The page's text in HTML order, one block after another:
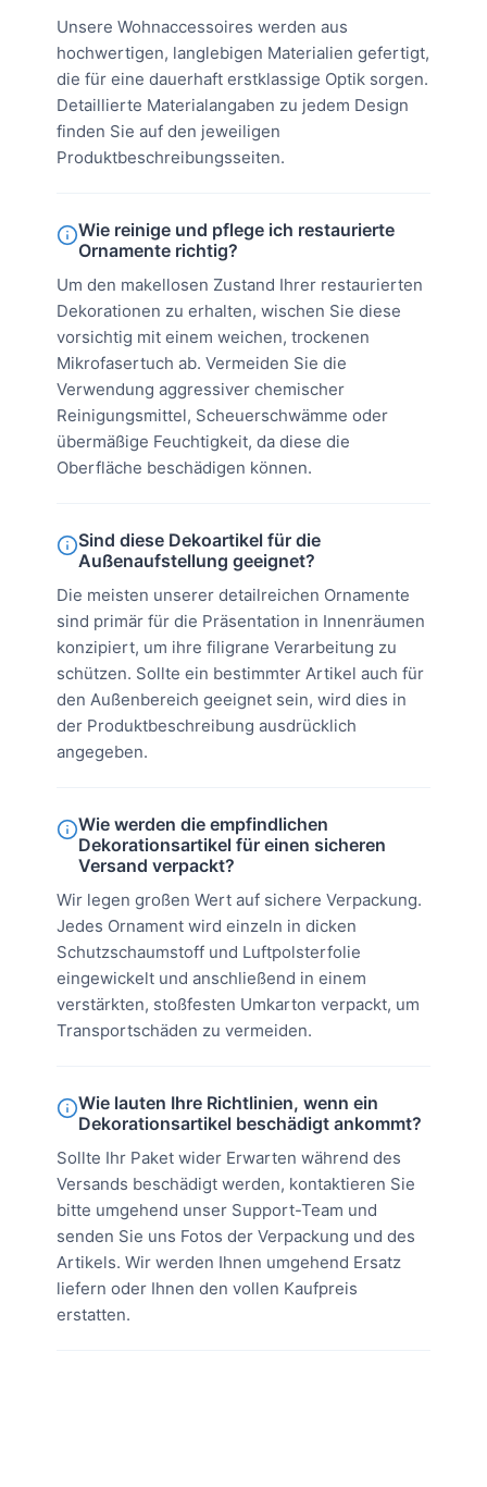
Unsere Wohnaccessoires werden aus
hochwertigen, langlebigen Materialien gefertigt,
die für eine dauerhaft erstklassige Optik sorgen.
Detaillierte Materialangaben zu jedem Design
finden Sie auf den jeweiligen
Produktbeschreibungsseiten.
Wie reinige und pflege ich restaurierte
Ornamente richtig?
Um den makellosen Zustand Ihrer restaurierten
Dekorationen zu erhalten, wischen Sie diese
vorsichtig mit einem weichen, trockenen
Mikrofasertuch ab. Vermeiden Sie die
Verwendung aggressiver chemischer
Reinigungsmittel, Scheuerschwämme oder
übermäßige Feuchtigkeit, da diese die
Oberfläche beschädigen können.
Sind diese Dekoartikel für die
Außenaufstellung geeignet?
Die meisten unserer detailreichen Ornamente
sind primär für die Präsentation in Innenräumen
konzipiert, um ihre filigrane Verarbeitung zu
schützen. Sollte ein bestimmter Artikel auch für
den Außenbereich geeignet sein, wird dies in
der Produktbeschreibung ausdrücklich
angegeben.
Wie werden die empfindlichen
Dekorationsartikel für einen sicheren
Versand verpackt?
Wir legen großen Wert auf sichere Verpackung.
Jedes Ornament wird einzeln in dicken
Schutzschaumstoff und Luftpolsterfolie
eingewickelt und anschließend in einem
verstärkten, stoßfesten Umkarton verpackt, um
Transportschäden zu vermeiden.
Wie lauten Ihre Richtlinien, wenn ein
Dekorationsartikel beschädigt ankommt?
Sollte Ihr Paket wider Erwarten während des
Versands beschädigt werden, kontaktieren Sie
bitte umgehend unser Support-Team und
senden Sie uns Fotos der Verpackung und des
Artikels. Wir werden Ihnen umgehend Ersatz
liefern oder Ihnen den vollen Kaufpreis
erstatten.